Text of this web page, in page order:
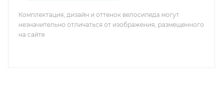
Комплектация, дизайн и оттенок велосипеда могут
незначительно отличаться от изображения, размещенного
на сайте